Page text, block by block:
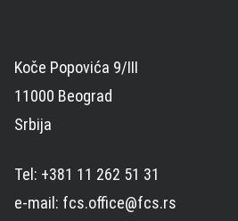
Koče Popovića 9/III
11000 Beograd
Srbija
Tel: +381 11 262 51 31
e-mail: fcs.office@fcs.rs